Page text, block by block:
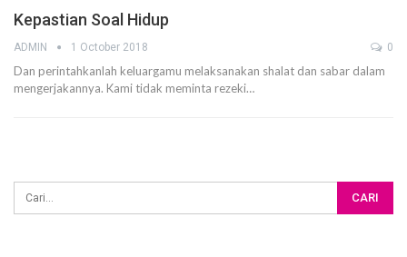
Kepastian Soal Hidup
ADMIN 1 October 2018 0
Dan perintahkanlah keluargamu melaksanakan shalat dan sabar dalam
mengerjakannya. Kami tidak meminta rezeki…